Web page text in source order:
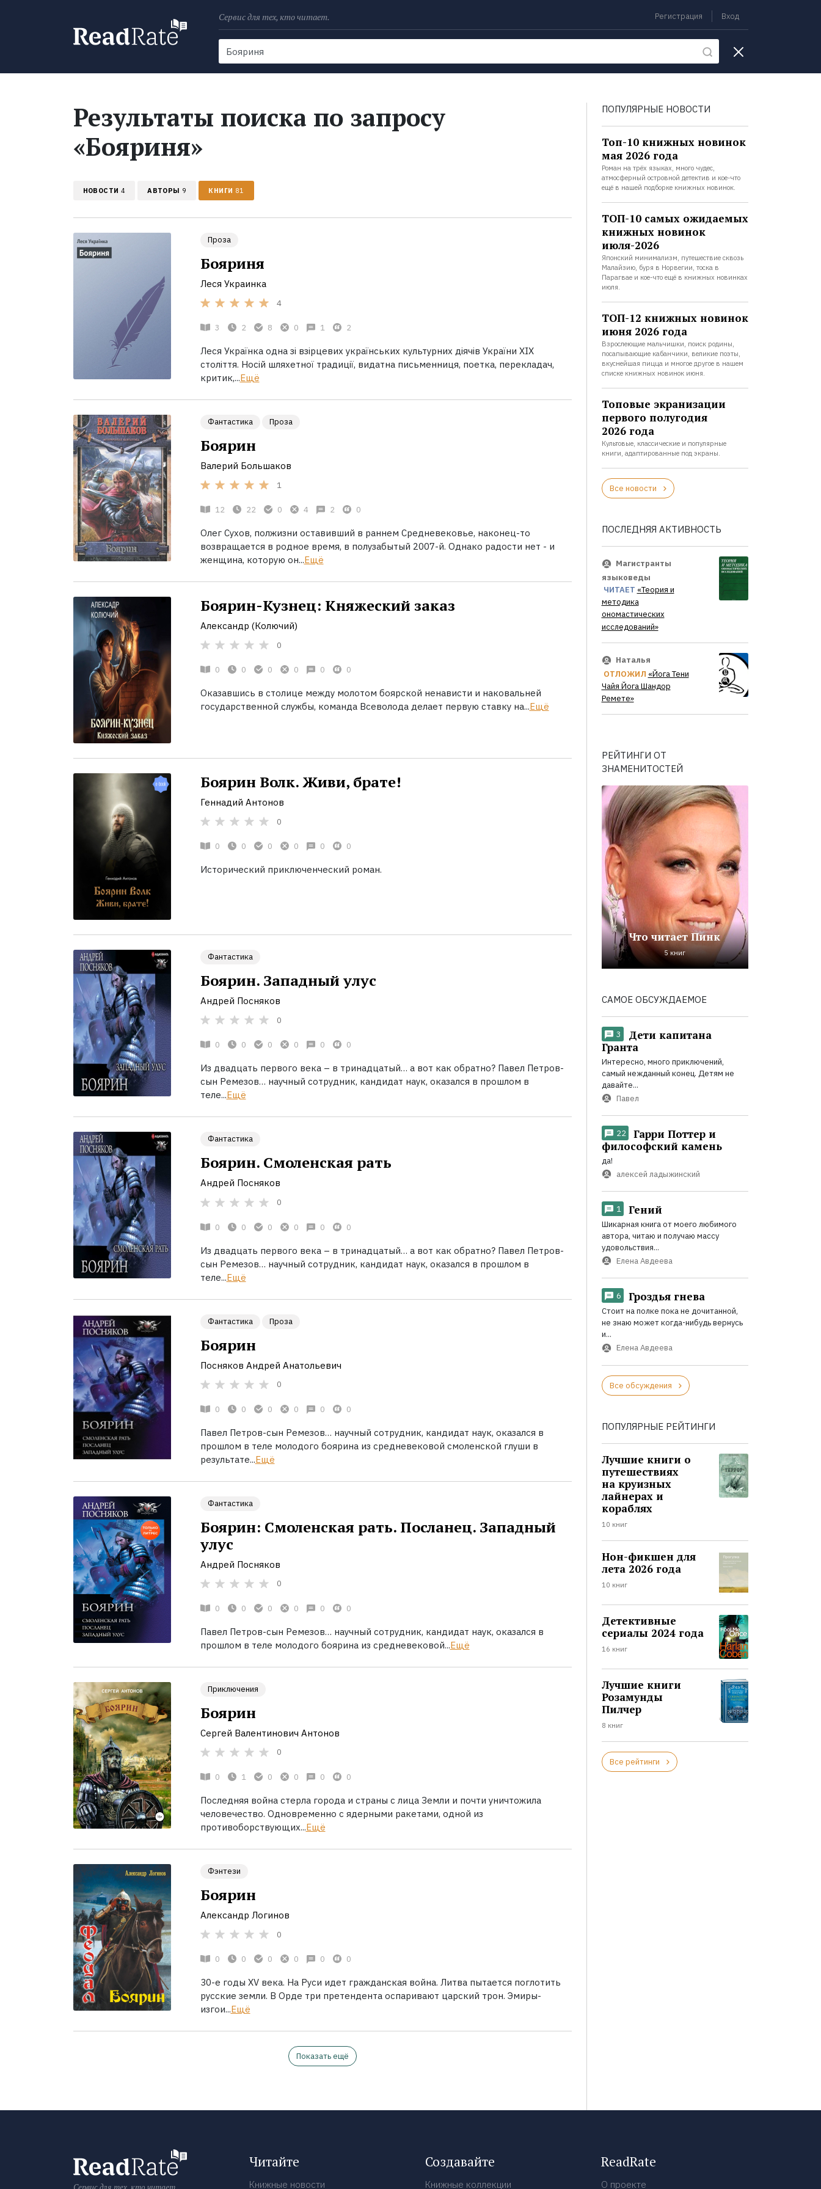
Сервис для тех, кто читает. Регистрация Вход
Поиск
Новости
Результаты поиска по запросу
«Бояриня»
НОВОСТИ 4 АВТОРЫ 9 КНИГИ 81
Проза
Бояриня
Леся Украинка
4
3 2 8 0 1 2
Леся Українка одна зі взірцевих українських культурних діячів України ХІХ
століття. Носій шляхетної традиції, видатна письменниця, поетка, перекладач,
критик,...Ещё
Фантастика Проза
Боярин
Валерий Большаков
1
12 22 0 4 2 0
Олег Сухов, полжизни оставивший в раннем Средневековье, наконец-то
возвращается в родное время, в полузабытый 2007-й. Однако радости нет - и
женщина, которую он...Ещё
Боярин-Кузнец: Княжеский заказ
Александр (Колючий)
0
0 0 0 0 0 0
Оказавшись в столице между молотом боярской ненависти и наковальней
государственной службы, команда Всеволода делает первую ставку на...Ещё
Боярин Волк. Живи, брате!
Геннадий Антонов
0
0 0 0 0 0 0
Исторический приключенческий роман.
Фантастика
Боярин. Западный улус
Андрей Посняков
0
0 0 0 0 0 0
Из двадцать первого века – в тринадцатый… а вот как обратно? Павел Петров-
сын Ремезов… научный сотрудник, кандидат наук, оказался в прошлом в
теле...Ещё
Фантастика
Боярин. Смоленская рать
Андрей Посняков
0
0 0 0 0 0 0
Из двадцать первого века – в тринадцатый… а вот как обратно? Павел Петров-
сын Ремезов… научный сотрудник, кандидат наук, оказался в прошлом в
теле...Ещё
Фантастика Проза
Боярин
Посняков Андрей Анатольевич
0
0 0 0 0 0 0
Павел Петров-сын Ремезов… научный сотрудник, кандидат наук, оказался в
прошлом в теле молодого боярина из средневековой смоленской глуши в
результате...Ещё
Фантастика
Боярин: Смоленская рать. Посланец. Западный
улус
Андрей Посняков
0
0 0 0 0 0 0
Павел Петров-сын Ремезов… научный сотрудник, кандидат наук, оказался в
прошлом в теле молодого боярина из средневековой...Ещё
Приключения
Боярин
Сергей Валентинович Антонов
0
0 1 0 0 0 0
Последняя война стерла города и страны с лица Земли и почти уничтожила
человечество. Одновременно с ядерными ракетами, одной из
противоборствующих...Ещё
Фэнтези
Боярин
Александр Логинов
0
0 0 0 0 0 0
30-е годы XV века. На Руси идет гражданская война. Литва пытается поглотить
русские земли. В Орде три претендента оспаривают царский трон. Эмиры-
изгои...Ещё
Показать ещё
ПОПУЛЯРНЫЕ НОВОСТИ
Топ-10 книжных новинок
мая 2026 года
Роман на трёх языках, много чудес,
атмосферный островной детектив и кое-что
ещё в нашей подборке книжных новинок.
ТОП-10 самых ожидаемых
книжных новинок
июля-2026
Японский минимализм, путешествие сквозь
Малайзию, буря в Норвегии, тоска в
Парагвае и кое-что ещё в книжных новинках
июля.
ТОП-12 книжных новинок
июня 2026 года
Взрослеющие мальчишки, поиск родины,
посапывающие кабанчики, великие поэты,
вкуснейшая пицца и многое другое в нашем
списке книжных новинок июня.
Топовые экранизации
первого полугодия
2026 года
Культовые, классические и популярные
книги, адаптированные под экраны.
Все новости
ПОСЛЕДНЯЯ АКТИВНОСТЬ
Магистранты
языковеды
ЧИТАЕТ «Теория и
методика
ономастических
исследований»
Наталья
ОТЛОЖИЛ «Йога Тени
Чайя Йога Шандор
Ремете»
РЕЙТИНГИ ОТ
ЗНАМЕНИТОСТЕЙ
Что читает Пинк
5 книг
САМОЕ ОБСУЖДАЕМОЕ
3
Дети капитана
Гранта
Интересно, много приключений,
самый нежданный конец. Детям не
давайте...
Павел
22
Гарри Поттер и
философский камень
да!
алексей ладыжинский
1 Гений
Шикарная книга от моего любимого
автора, читаю и получаю массу
удовольствия...
Елена Авдеева
6 Гроздья гнева
Стоит на полке пока не дочитанной,
не знаю может когда-нибудь вернусь
и...
Елена Авдеева
Все обсуждения
ПОПУЛЯРНЫЕ РЕЙТИНГИ
Лучшие книги о
путешествиях
на круизных
лайнерах и
кораблях
10 книг
Нон-фикшен для
лета 2026 года
10 книг
Детективные
сериалы 2024 года
16 книг
Лучшие книги
Розамунды
Пилчер
8 книг
Все рейтинги
Читайте
Книжные новости
Создавайте
Книжные коллекции
ReadRate
О проекте